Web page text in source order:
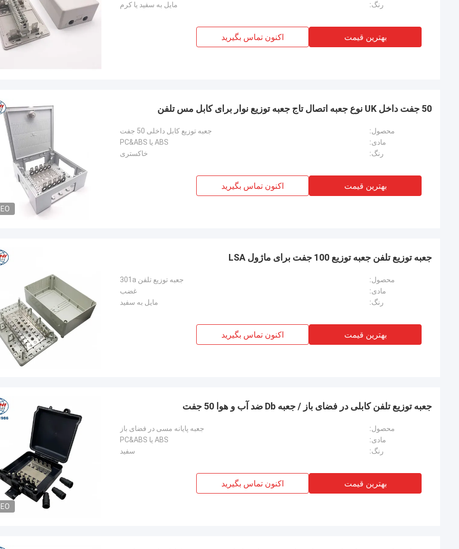
آندریاس ساندویک
رنگ:
مایل به سفید یا کرم
بهترین قیمت اکنون تماس بگیرید
50 جفت داخل UK نوع جعبه اتصال تاج جعبه توزیع نوار برای کابل مس تلفن
محصول:
جعبه توزیع کابل داخلی 50 جفت
مادی:
ABS یا PC&ABS
رنگ:
خاکستری
بهترین قیمت اکنون تماس بگیرید
جعبه توزیع تلفن جعبه توزیع 100 جفت برای ماژول LSA
محصول:
جعبه توزیع تلفن 301a
مادی:
غضب
رنگ:
مایل به سفید
بهترین قیمت اکنون تماس بگیرید
جعبه توزیع تلفن کابلی در فضای باز / جعبه Db ضد آب و هوا 50 جفت
محصول:
جعبه پایانه مسی در فضای باز
مادی:
ABS یا PC&ABS
رنگ:
سفید
بهترین قیمت اکنون تماس بگیرید